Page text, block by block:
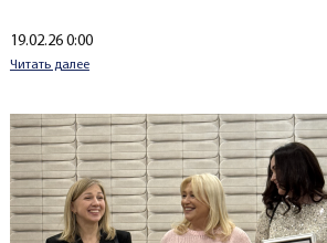
Создано
19.02.26 0:00
Читать далее